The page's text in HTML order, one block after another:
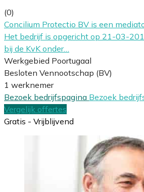
(0)
Concilium Protectio BV is een
Het bedrijf is opgericht op 21-03-
bij de KvK onder…
Werkgebied Poortugaal
Besloten Vennootschap (BV)
1 werknemer
Bezoek bedrijfspagina Bezoek
Vergelijk offertes
Gratis - Vrijblijvend